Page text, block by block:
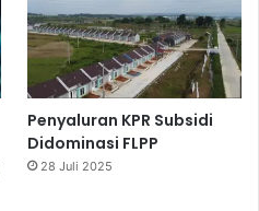
Penyaluran KPR Subsidi
Didominasi FLPP
28 Juli 2025